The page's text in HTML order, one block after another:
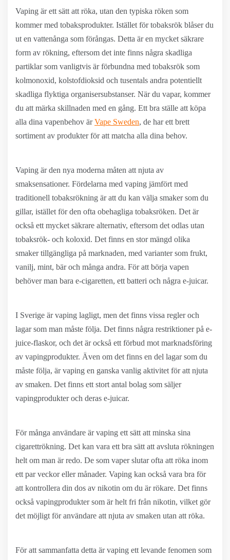
Vaping är ett sätt att röka, utan den typiska röken som
kommer med tobaksprodukter. Istället för tobaksrök blåser du
ut en vattenånga som förångas. Detta är en mycket säkrare
form av rökning, eftersom det inte finns några skadliga
partiklar som vanligtvis är förbundna med tobaksrök som
kolmonoxid, kolstofdioksid och tusentals andra potentiellt
skadliga flyktiga organisersubstanser. När du vapar, kommer
du att märka skillnaden med en gång. Ett bra ställe att köpa
alla dina vapenbehov ärVape Sweden, de har ett brett
sortiment av produkter för att matcha alla dina behov.
Vaping är den nya moderna måten att njuta av
smaksensationer. Fördelarna med vaping jämfört med
traditionell tobaksrökning är att du kan välja smaker som du
gillar, istället för den ofta obehagliga tobaksröken. Det är
också ett mycket säkrare alternativ, eftersom det odlas utan
tobaksrök- och koloxid. Det finns en stor mängd olika
smaker tillgängliga på marknaden, med varianter som frukt,
vanilj, mint, bär och många andra. För att börja vapen
behöver man bara e-cigaretten, ett batteri och några e-juicar.
I Sverige är vaping lagligt, men det finns vissa regler och
lagar som man måste följa. Det finns några restriktioner på e-
juice-flaskor, och det är också ett förbud mot marknadsföring
av vapingprodukter. Även om det finns en del lagar som du
måste följa, är vaping en ganska vanlig aktivitet för att njuta
av smaken. Det finns ett stort antal bolag som säljer
vapingprodukter och deras e-juicar.
För många användare är vaping ett sätt att minska sina
cigarettrökning. Det kan vara ett bra sätt att avsluta rökningen
helt om man är redo. De som vaper slutar ofta att röka inom
ett par veckor eller månader. Vaping kan också vara bra för
att kontrollera din dos av nikotin om du är rökare. Det finns
också vapingprodukter som är helt fri från nikotin, vilket gör
det möjligt för användare att njuta av smaken utan att röka.
För att sammanfatta detta är vaping ett levande fenomen som